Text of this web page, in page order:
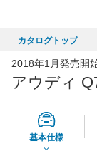
73,850円
*当該価格は車種別の価
カタログトップ
2018年1月発売開
アウディ
基本仕様